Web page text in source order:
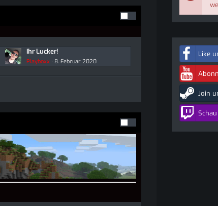
Ihr Lucker!
Playboxx 8. Februar 2020
Like
Join